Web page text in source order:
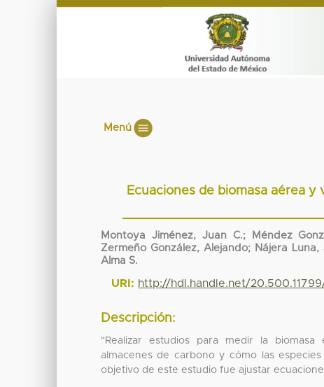
Menú
Ecuaciones de biomasa aérea y
Montoya Jiménez, Juan C.; Méndez
Zermeño González, Alejando; Nájera
Alma S.
URI: http://hdl.handle.net/
Descripción:
"Realizar estudios para medir la
almacenes de carbono y cómo las
objetivo de este estudio fue ajustar